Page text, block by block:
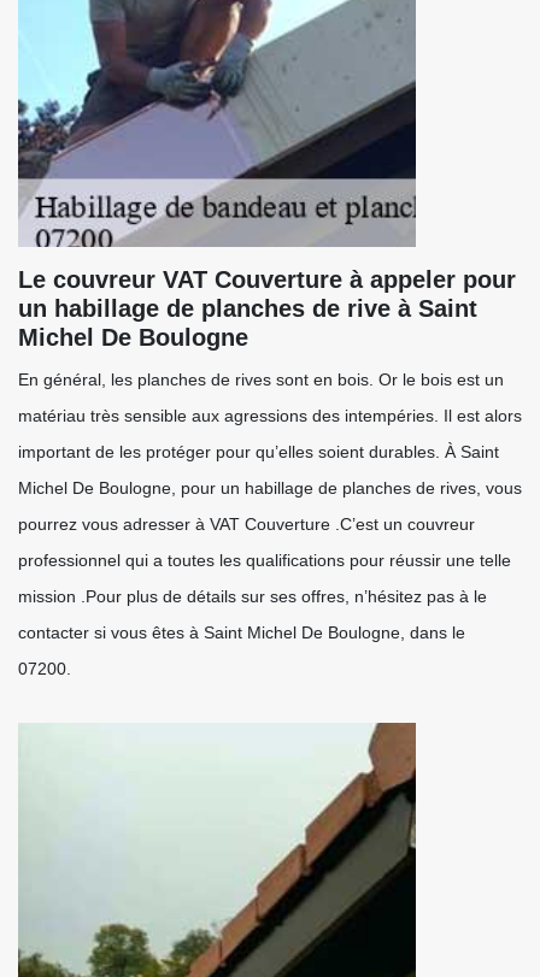
Le couvreur VAT Couverture à appeler pour
un habillage de planches de rive à Saint
Michel De Boulogne
En général, les planches de rives sont en bois. Or le bois est un
matériau très sensible aux agressions des intempéries. Il est alors
important de les protéger pour qu’elles soient durables. À Saint
Michel De Boulogne, pour un habillage de planches de rives, vous
pourrez vous adresser à VAT Couverture .C’est un couvreur
professionnel qui a toutes les qualifications pour réussir une telle
mission .Pour plus de détails sur ses offres, n’hésitez pas à le
contacter si vous êtes à Saint Michel De Boulogne, dans le
07200.